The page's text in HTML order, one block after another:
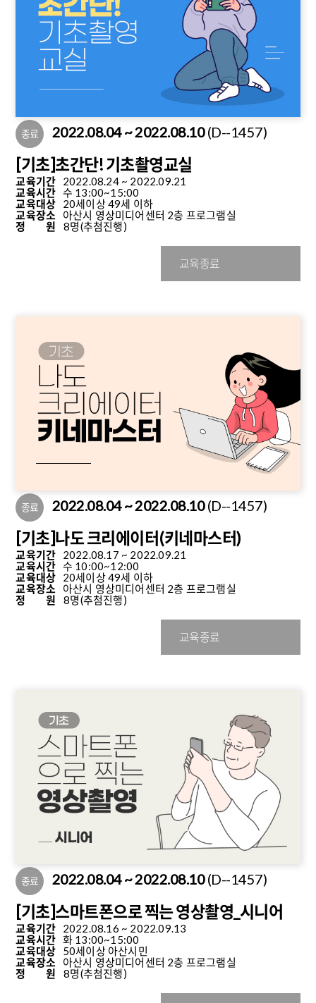
종료 2022.08.04 ~ 2022.08.10(D--1457)
[기초]초간단! 기초촬영교실
교육기간 2022.08.24 ~ 2022.09.21
교육시간 수 13:00~15:00
교육대상 20세이상 49세 이하
교육장소 아산시 영상미디어센터 2층 프로그램실
정 원
8명(추첨진행)
교육종료
종료 2022.08.04 ~ 2022.08.10(D--1457)
[기초]나도 크리에이터(키네마스터)
교육기간 2022.08.17 ~ 2022.09.21
교육시간 수 10:00~12:00
교육대상 20세이상 49세 이하
교육장소 아산시 영상미디어센터 2층 프로그램실
정 원
8명(추첨진행)
교육종료
종료 2022.08.04 ~ 2022.08.10(D--1457)
[기초]스마트폰으로 찍는 영상촬영_시니어
교육기간 2022.08.16 ~ 2022.09.13
교육시간 화 13:00~15:00
교육대상 50세이상 아산시민
교육장소 아산시 영상미디어센터 2층 프로그램실
정 원
8명(추첨진행)